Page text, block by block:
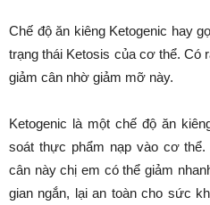
Chế độ ăn kiêng Ketogenic hay
trạng thái Ketosis của cơ thể. Có
giảm cân nhờ giảm mỡ này.
Ketogenic là một chế độ ăn
soát thực phẩm nạp vào cơ
cân này chị em có thể giảm
gian ngắn, lại an toàn cho sức